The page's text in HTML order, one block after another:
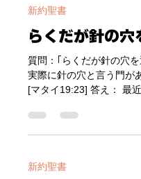
す。 ユダヤ人は、今でも
の子供や財産でさえ取り
上げられる危険さえあり
たというよりは、｢取り
もかかわらずイエスを捨
から暗殺者を雇われ、今
新約聖書
らくだが針の穴
質問：｢らくだが針の穴
実際に針の穴と言う門が
[マタイ19:23] 答え： 最
きた作り話のようなもの
ではありません。これは
た。それが最も小さい針
新約聖書